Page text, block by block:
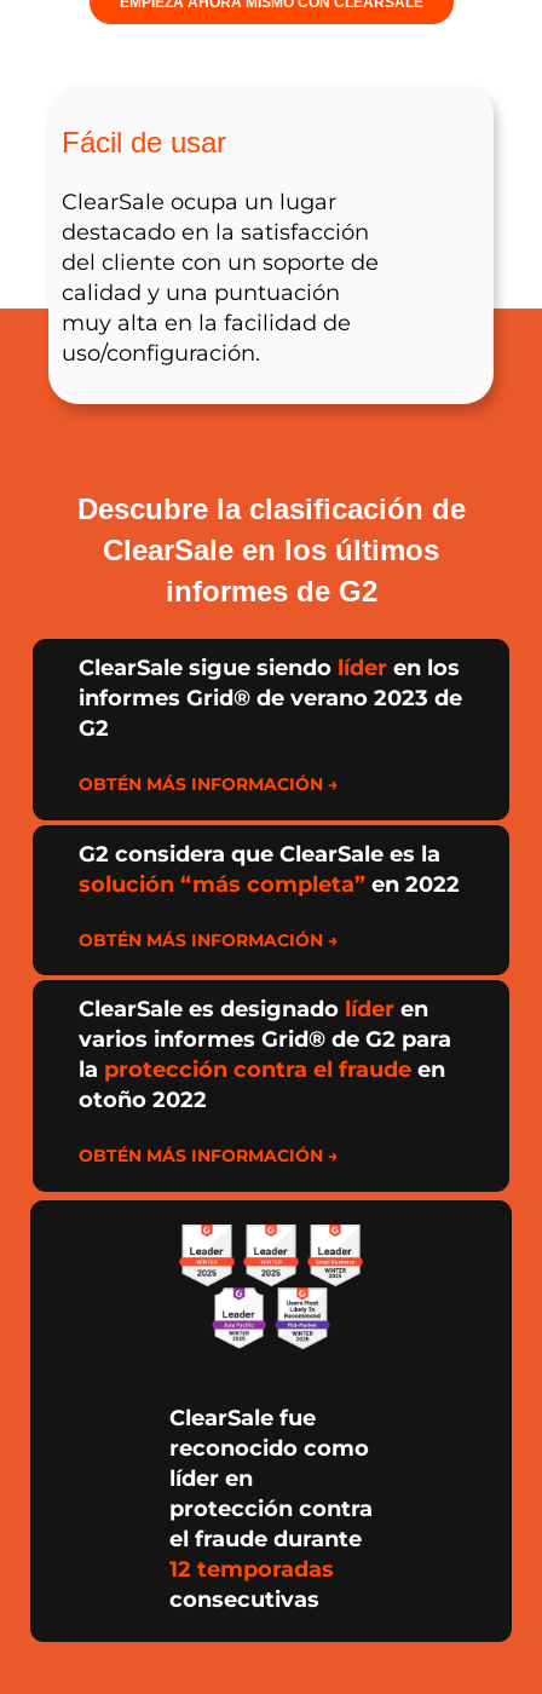
Fácil de usar
ClearSale ocupa un lugar
destacado en la satisfacción
del cliente con un soporte de
calidad y una puntuación
muy alta en la facilidad de
uso/configuración.
Descubre la clasificación de
ClearSale en los últimos
informes de G2
ClearSale sigue siendo líder en los
informes Grid® de verano 2023 de
G2
OBTÉN MÁS INFORMACIÓN →
G2 considera que ClearSale es la
solución “más completa” en 2022
OBTÉN MÁS INFORMACIÓN →
ClearSale es designado líder en
varios informes Grid® de G2 para
la protección contra el fraude en
otoño 2022
OBTÉN MÁS INFORMACIÓN →
ClearSale fue
reconocido como
líder en
protección contra
el fraude durante
12 temporadas
consecutivas